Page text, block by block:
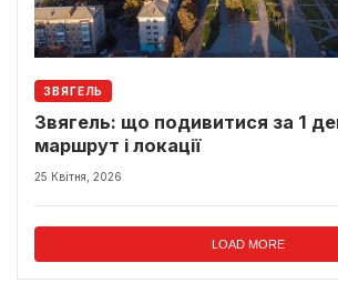
ЗВЯГЕЛЬ
Звягель: що подивитися за 1
маршрут і локації
25 Квітня, 2026
LOAD MORE